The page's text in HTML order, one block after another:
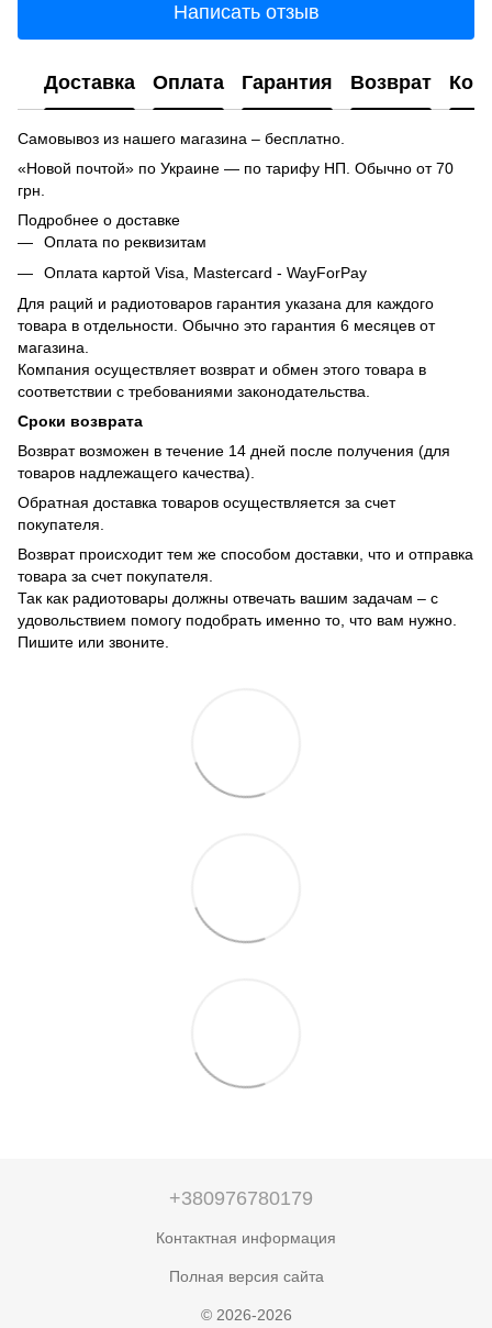
Написать отзыв
Доставка Оплата Гарантия Возврат
Самовывоз из нашего магазина – бесплатно.
«Новой почтой» по Украине — по тарифу НП. Обычно от 70
грн.
Подробнее о доставке
Оплата по реквизитам
Оплата картой Visa, Mastercard - WayForPay
Для раций и радиотоваров гарантия указана для каждого
товара в отдельности. Обычно это гарантия 6 месяцев от
магазина.
Компания осуществляет возврат и обмен этого товара в
соответствии с требованиями законодательства.
Сроки возврата
Возврат возможен в течение 14 дней после получения (для
товаров надлежащего качества).
Обратная доставка товаров осуществляется за счет
покупателя.
Возврат происходит тем же способом доставки, что и отправка
товара за счет покупателя.
Так как радиотовары должны отвечать вашим задачам – с
удовольствием помогу подобрать именно то, что вам нужно.
Пишите или звоните.
+380976780179
Контактная информация
Полная версия сайта
© 2026-2026